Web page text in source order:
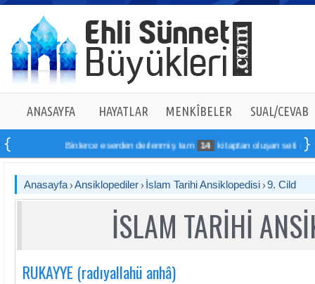
ANASAYFA HAYATLAR MENKÎBELER SUAL/CEVAB
Binlerce eserden derlenmiş tam 14 kitaptan oluşan seti online
Anasayfa Ansiklopediler İslam Tarihi Ansiklopedisi 9. Cild
İSLAM TARİHİ
RUKAYYE (radıyallahü anhâ)